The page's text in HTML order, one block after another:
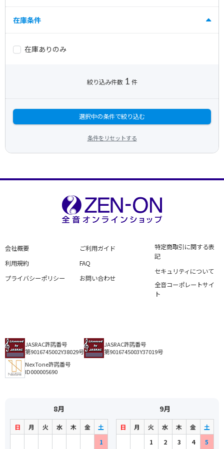
在庫条件
在庫ありのみ
絞り込み件数 1 件
選択中の条件で絞り込む
条件をリセットする
会社概要
利用規約
プライバシーポリシー
ご利用ガイド
FAQ
お問い合わせ
特定商取引に関する表
記
セキュリティについて
全音コーポレートサイ
ト
JASRAC許諾番号
第9016745002Y38029号
JASRAC許諾番号
第9016745003Y37019号
NexTone許諾番号
ID000005690
8月
日 月 火 水 木 金
土
1
9月
日 月 火 水 木 金
土
1
2 3 4 5